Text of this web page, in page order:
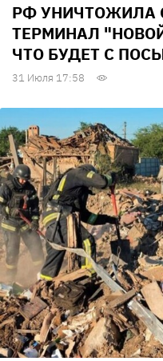
РФ УНИЧТОЖИЛА
ТЕРМИНАЛ
ЧТО БУДЕТ С
31 Июля 17:58